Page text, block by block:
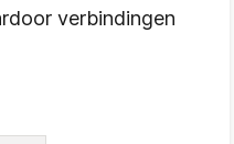
verbindingen